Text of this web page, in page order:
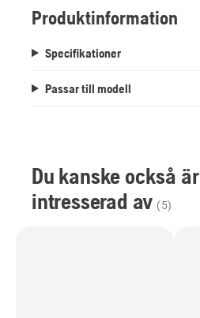
Produktinformation
Specifikationer
Passar till modell
Du kanske också är
intresserad av (5)